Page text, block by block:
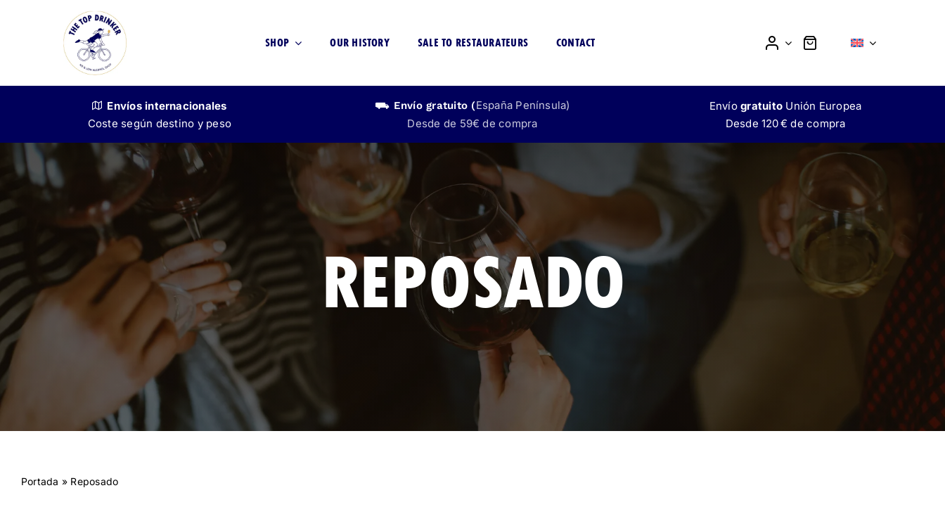
SHOP
VINO
SIN ALCOHOL
CERVEZA
SIN ALCOHOL
LICOR MOKTAIL
SIN ALCOHOL
OUR HISTORY SALE TO RESTAURATEURS CONTACT
Envíos internacionales
Coste según destino y peso
⛟ Envíogratuito (España Península)
Desde de 59€ de compra
Envíogratuito Unión Europea
Desde 120 € de compra
REPOSADO
Portada » Reposado